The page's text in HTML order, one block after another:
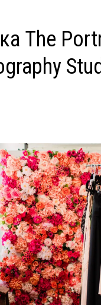
The